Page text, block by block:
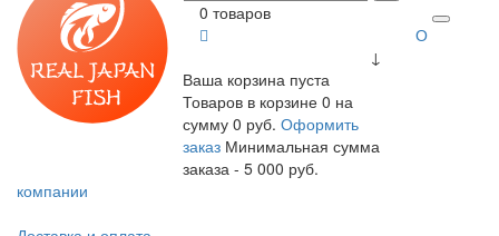
0 товаров
↓
Ваша корзина пуста
Товаров в корзине0 на
сумму0 руб. Оформить
заказ Минимальная сумма
заказа - 5 000 руб.
О
компании